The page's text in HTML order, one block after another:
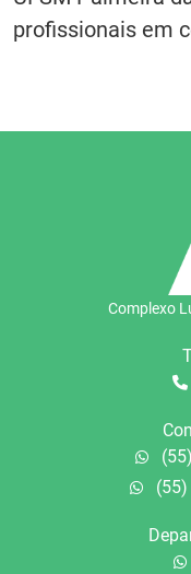
profissionais em
Complexo